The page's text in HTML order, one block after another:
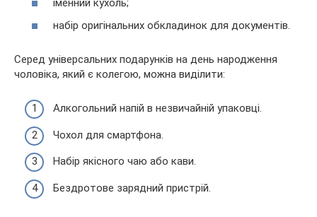
іменний кухоль;
набір оригінальних обкладинок для документів.
Серед універсальних подарунків на день народження
чоловіка, який є колегою, можна виділити:
Алкогольний напій в незвичайній упаковці.
Чохол для смартфона.
Набір якісного чаю або кави.
Бездротове зарядний пристрій.